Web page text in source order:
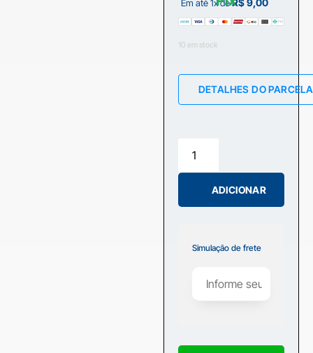
Em até 1x deR$9,00
10 em stock
DETALHES DO
ADICIONAR
Simulação de frete